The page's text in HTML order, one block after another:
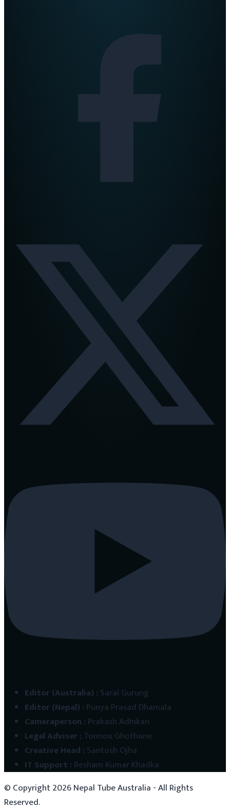
Editor (Australia) : Saral Gurung
Editor (Nepal) : Punya Prasad Dhamala
Cameraperson : Prakash Adhikari
Legal Adviser: Tonnou Ghothane
Creative Head : Santosh Ojha
IT Support : Resham Kumar Khadka
© Copyright2026Nepal Tube Australia - All Rights
Reserved.